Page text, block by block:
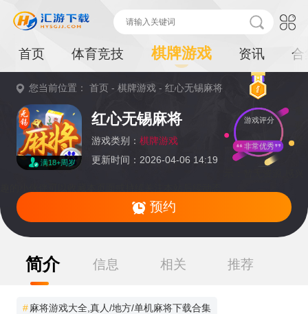
首页 体育竞技 棋牌游戏 资讯 合
您当前位置：首页 -棋牌游戏 -红心无锡麻将
满18+周岁
红心无锡麻将
游戏类别： 棋牌游戏
更新时间：2026-04-06 14:19
游戏评分
非常优秀
预约
提
简介 信息 相关 推荐
#麻将游戏大全,真人/地方/单机麻将下载合集